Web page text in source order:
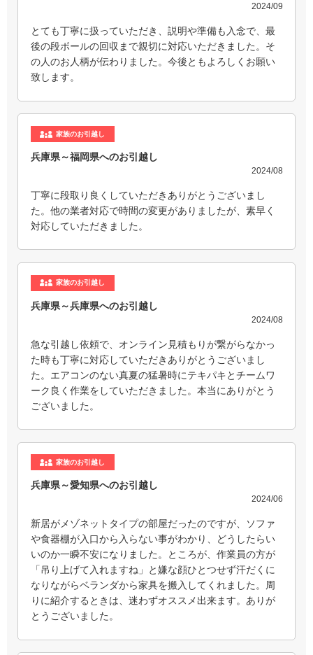
2024/09
とても丁寧に扱っていただき、説明や準備も入念で、最
後の段ボールの回収まで親切に対応いただきました。そ
の人のお人柄が伝わりました。今後ともよろしくお願い
致します。
家族のお引越し
兵庫県～福岡県へのお引越し
2024/08
丁寧に段取り良くしていただきありがとうございまし
た。他の業者対応で時間の変更がありましたが、素早く
対応していただきました。
家族のお引越し
兵庫県～兵庫県へのお引越し
2024/08
急な引越し依頼で、オンライン見積もりが繋がらなかっ
た時も丁寧に対応していただきありがとうございまし
た。エアコンのない真夏の猛暑時にテキパキとチームワ
ーク良く作業をしていただきました。本当にありがとう
ございました。
家族のお引越し
兵庫県～愛知県へのお引越し
2024/06
新居がメゾネットタイプの部屋だったのですが、ソファ
や食器棚が入口から入らない事がわかり、どうしたらい
いのか一瞬不安になりました。ところが、作業員の方が
「吊り上げて入れますね」と嫌な顔ひとつせず汗だくに
なりながらベランダから家具を搬入してくれました。周
りに紹介するときは、迷わずオススメ出来ます。ありが
とうございました。